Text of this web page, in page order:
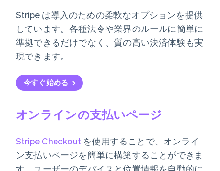
Stripe は導入のための柔軟なオプションを提供
しています。各種法令や業界のルールに簡単に
準拠できるだけでなく、質の高い決済体験も実
現できます。
今すぐ始める
オンラインの支払いページ
Stripe Checkout を使用することで、オンライ
ン支払いページを簡単に構築することができま
す。ユーザーのデバイスと位置情報を自動的に